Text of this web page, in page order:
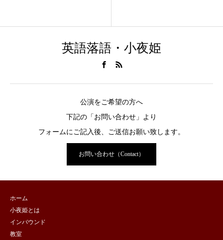
英語落語・小夜姫
公演をご希望の方へ
下記の「お問い合わせ」より
フォームにご記入後、ご送信お願い致します。
お問い合わせ（Contact）
ホーム
小夜姫とは
インバウンド
教室